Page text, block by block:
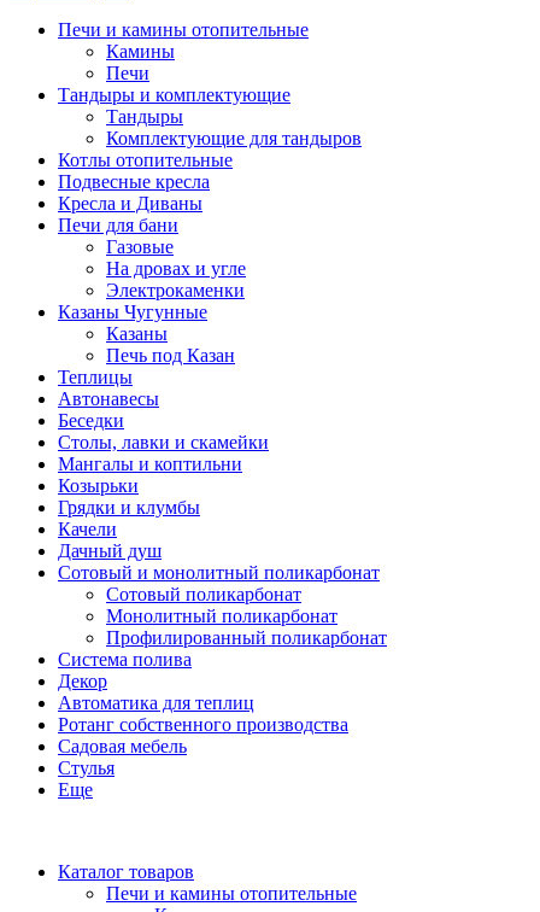
Печи и камины отопительные
Камины
Печи
Тандыры и комплектующие
Тандыры
Комплектующие для тандыров
Котлы отопительные
Подвесные кресла
Кресла и Диваны
Печи для бани
Газовые
На дровах и угле
Электрокаменки
Казаны Чугунные
Казаны
Печь под Казан
Теплицы
Автонавесы
Беседки
Столы, лавки и скамейки
Мангалы и коптильни
Козырьки
Грядки и клумбы
Качели
Дачный душ
Сотовый и монолитный поликарбонат
Сотовый поликарбонат
Монолитный поликарбонат
Профилированный поликарбонат
Система полива
Декор
Автоматика для теплиц
Ротанг собственного производства
Садовая мебель
Стулья
Еще
Каталог товаров
Печи и камины отопительные